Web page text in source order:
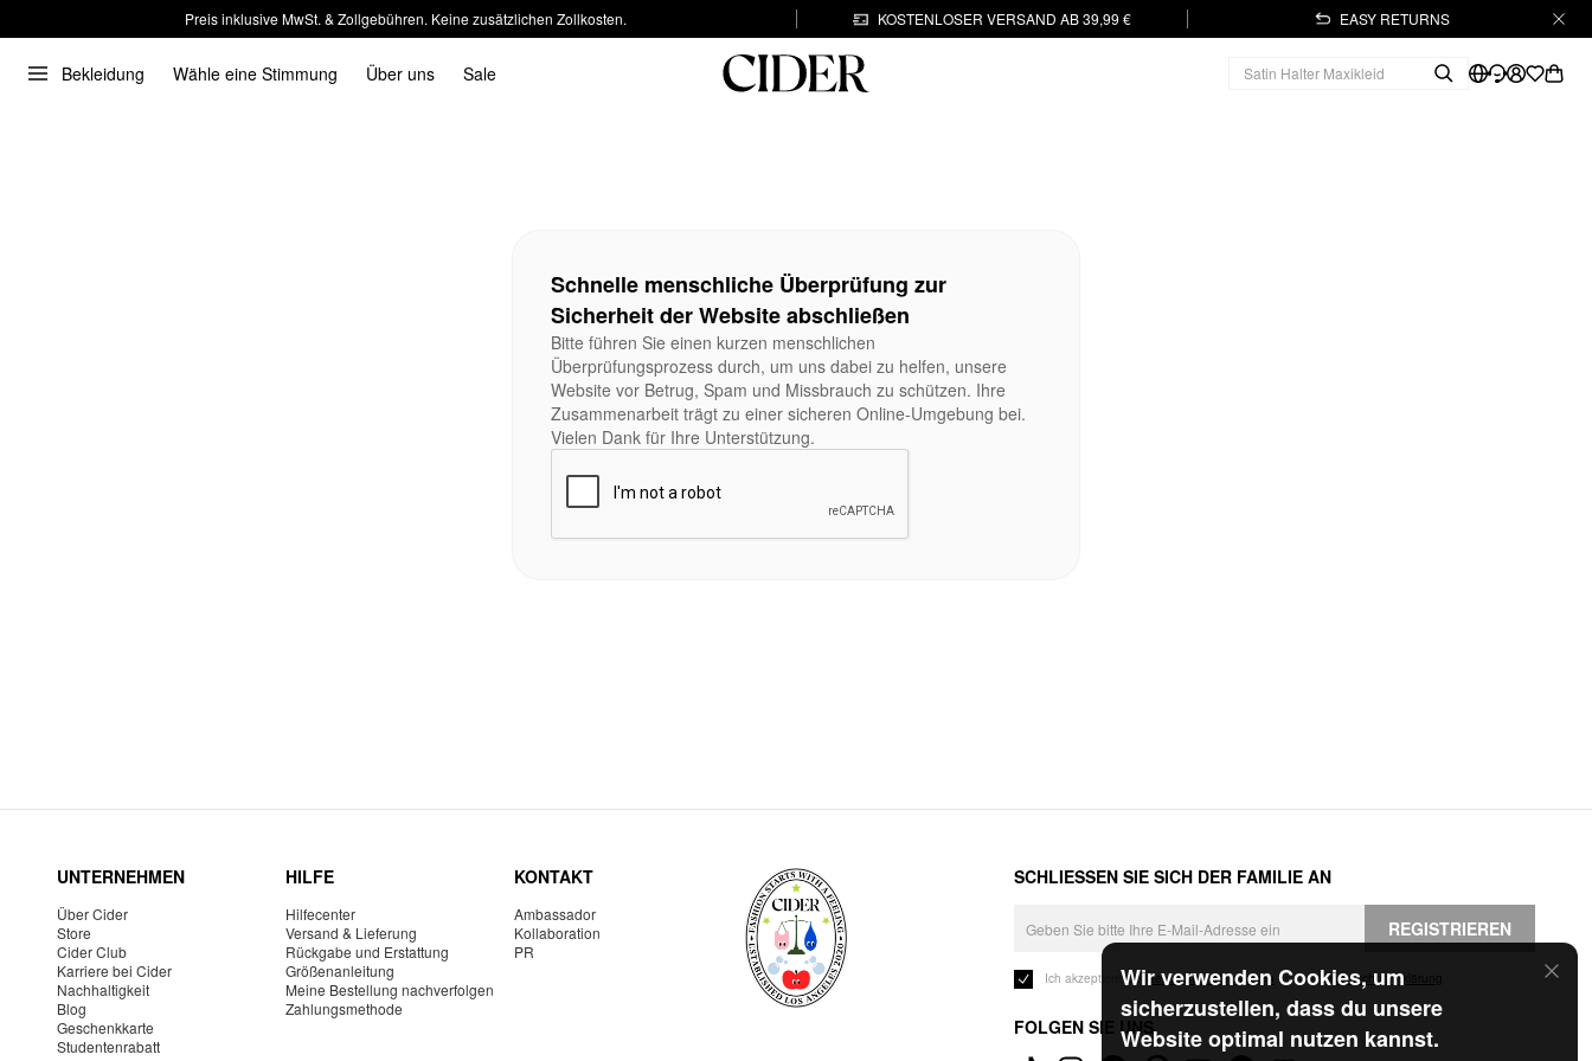
Preis inklusive MwSt. & Zollgebühren. Keine zusätzlichen Zollkosten. KOSTENLOSER VERSAND AB 39,99 € EASY RETURNS
Bekleidung Wähle eine Stimmung Über uns Sale
Wir verwenden Cookies, um
sicherzustellen, dass du unsere
Website optimal nutzen kannst.
Schnelle menschliche Überprüfung zur
Sicherheit der Website abschließen
Bitte führen Sie einen kurzen menschlichen
Überprüfungsprozess durch, um uns dabei zu helfen, unsere
Website vor Betrug, Spam und Missbrauch zu schützen. Ihre
Zusammenarbeit trägt zu einer sicheren Online-Umgebung bei.
Vielen Dank für Ihre Unterstützung.
UNTERNEHMEN
Über Cider
Store
Cider Club
Karriere bei Cider
Nachhaltigkeit
Blog
Geschenkkarte
Studentenrabatt
HILFE
Hilfecenter
Versand & Lieferung
Rückgabe und Erstattung
Größenanleitung
Meine Bestellung nachverfolgen
Zahlungsmethode
KONTAKT
Ambassador
Kollaboration
PR
SCHLIESSEN SIE SICH DER FAMILIE AN
REGISTRIEREN
Ich akzeptiere dieGeschäftsbedingungen und die Datenschutzerklärung
FOLGEN SIE UNS